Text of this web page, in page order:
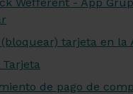
tarjeta en la
de pago de